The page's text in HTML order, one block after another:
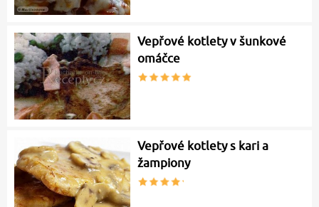
Vepřové kotlety v šunkové
omáčce
Vepřové kotlety s kari a
žampiony